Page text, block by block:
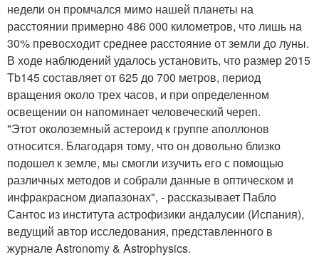
недели он промчался мимо нашей планеты на
расстоянии примерно 486 000 километров, что лишь на
30% превосходит среднее расстояние от земли до луны.
В ходе наблюдений удалось установить, что размер 2015
Tb145 составляет от 625 до 700 метров, период
вращения около трех часов, и при определенном
освещении он напоминает человеческий череп.
"Этот околоземный астероид к группе аполлонов
относится. Благодаря тому, что он довольно близко
подошел к земле, мы смогли изучить его с помощью
различных методов и собрали данные в оптическом и
инфракрасном диапазонах", - рассказывает Пабло
Сантос из института астрофизики андалусии (Испания),
ведущий автор исследования, представленного в
журнале Astronomy & Astrophysics.